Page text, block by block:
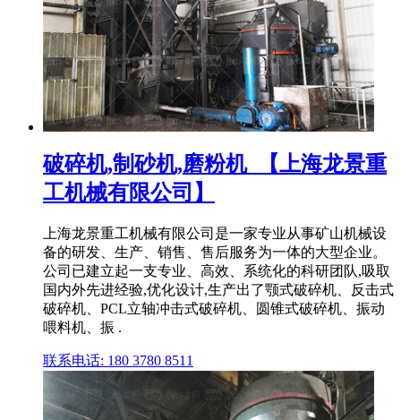
破碎机,制砂机,磨粉机_【上海龙景重
工机械有限公司】
上海龙景重工机械有限公司是一家专业从事矿山机械设
备的研发、生产、销售、售后服务为一体的大型企业。
公司已建立起一支专业、高效、系统化的科研团队,吸取
国内外先进经验,优化设计,生产出了颚式破碎机、反击式
破碎机、PCL立轴冲击式破碎机、圆锥式破碎机、振动
喂料机、振 .
联系电话: 180 3780 8511